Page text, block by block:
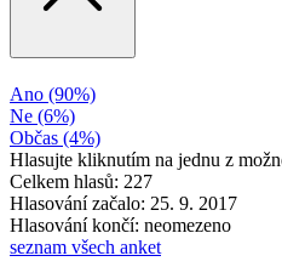
Ano (90%)
Ne (6%)
Občas (4%)
Hlasujte kliknutím na jednu z
Celkem hlasů: 227
Hlasování začalo: 25. 9. 2017
Hlasování končí: neomezeno
seznam všech anket